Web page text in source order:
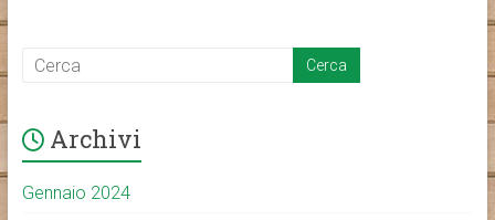
Archivi
Gennaio 2024